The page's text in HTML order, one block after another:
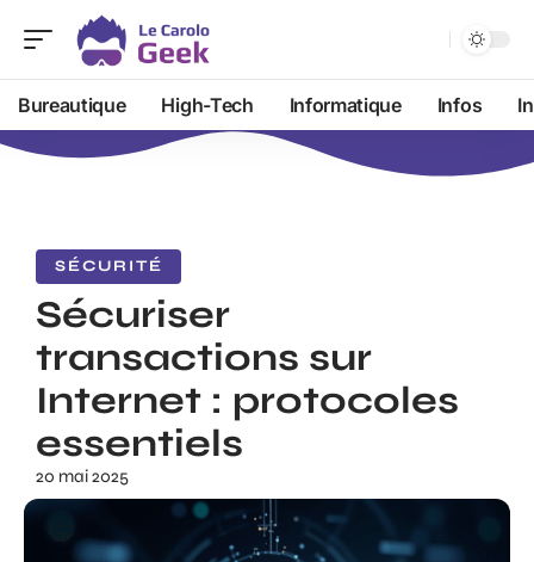
Bureautique High-Tech Informatique Infos
SÉCURITÉ
Sécuriser
transactions sur
Internet : protocoles
essentiels
20 mai 2025